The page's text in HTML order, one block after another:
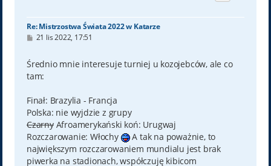
Re: Mistrzostwa Świata 2022 w Katarze
P
t
21 lis 2022, 17:51
Średnio mnie interesuje turniej u kozojebców, ale co
tam:
Finał: Brazylia - Francja
Polska: nie wyjdzie z grupy
CzarnyAfroamerykański koń: Urugwaj
Rozczarowanie: Włochy
A tak na poważnie, to
największym rozczarowaniem mundialu jest brak
piwerka na stadionach, współczuję kibicom